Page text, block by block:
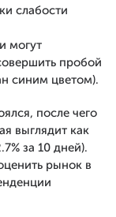
слабости
могут
пробой
синим цветом).
после чего
выглядит как
за 10 дней).
рынок в